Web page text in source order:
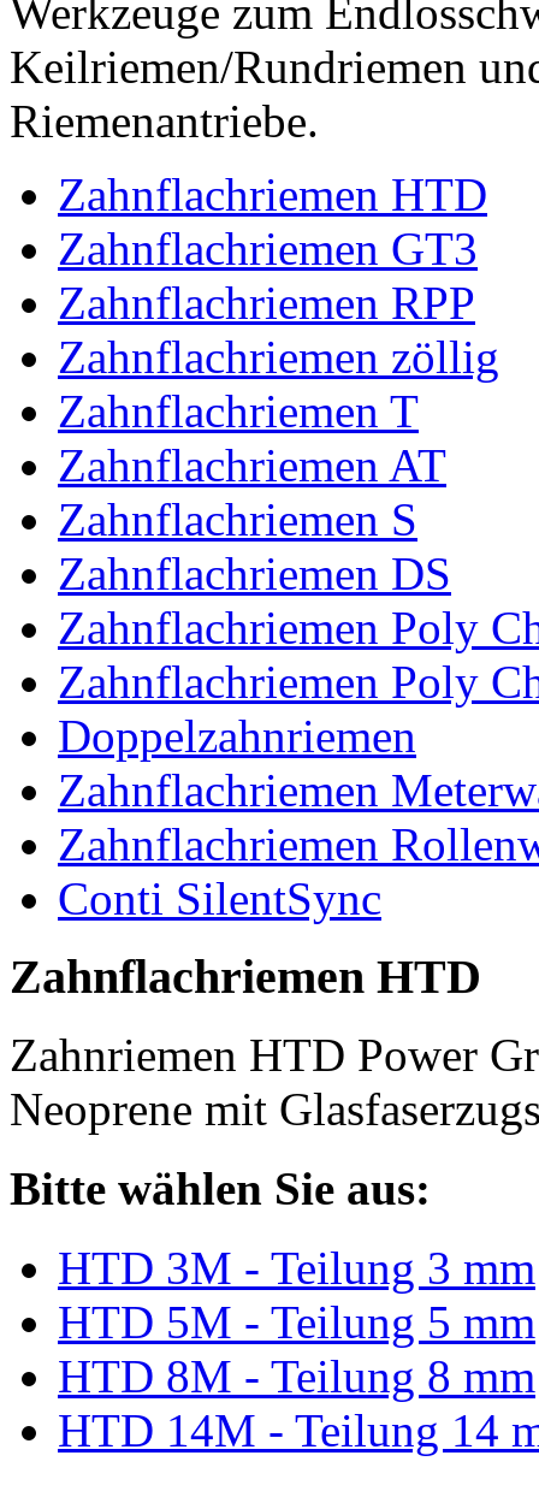
Werkzeuge zum
Keilriemen/Rundriemen
Riemenantriebe.
Zahnflachriemen HTD
Zahnflachriemen GT3
Zahnflachriemen RPP
Zahnflachriemen zöllig
Zahnflachriemen T
Zahnflachriemen AT
Zahnflachriemen S
Zahnflachriemen DS
Zahnflachriemen Poly
Zahnflachriemen Poly
Doppelzahnriemen
Zahnflachriemen
Zahnflachriemen
Conti SilentSync
Zahnflachriemen HTD
Zahnriemen HTD Power
Neoprene mit
Bitte wählen Sie aus:
HTD 3M - Teilung 3 mm
HTD 5M - Teilung 5 mm
HTD 8M - Teilung 8 mm
HTD 14M - Teilung 14